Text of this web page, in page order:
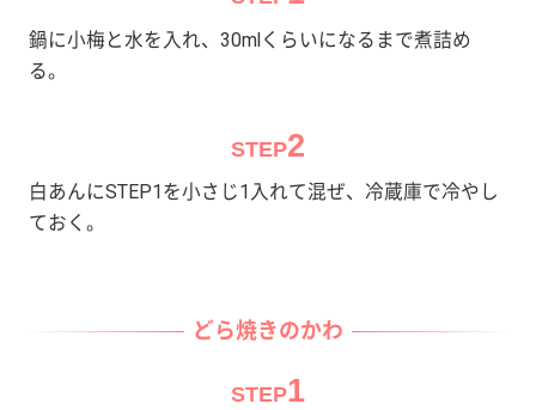
鍋に小梅と水を入れ、30mlくらいになるまで煮詰め
る。
STEP2
白あんにSTEP1を小さじ1入れて混ぜ、冷蔵庫で冷やし
ておく。
どら焼きのかわ
STEP1